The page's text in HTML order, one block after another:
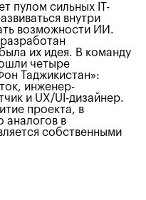
пулом сильных IT-
внутри
возможности ИИ.
их идея. В команду
четыре
Таджикистан»:
инженер-
и UX/UI-дизайнер.
проекта, в
аналогов в
собственными